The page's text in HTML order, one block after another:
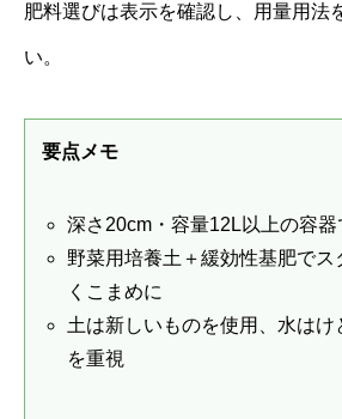
肥料選びは表示を確認し、用量用法
い。
要点メモ
深さ20cm・容量12L以上の容
野菜用培養土＋緩効性基肥でス
くこまめに
土は新しいものを使用、水はけ
を重視